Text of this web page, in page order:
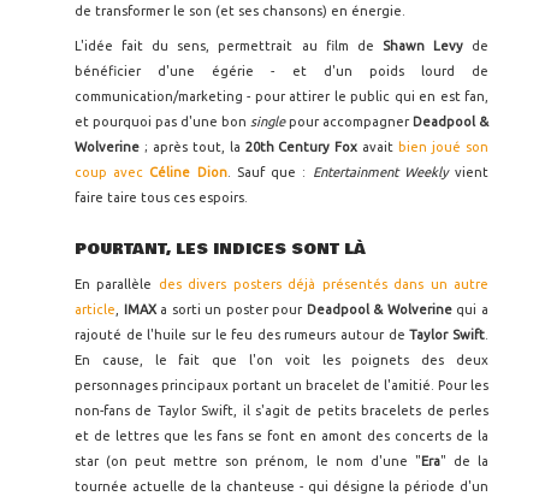
de transformer le son (et ses chansons) en énergie.
L'idée fait du sens, permettrait au film de Shawn Levy de
bénéficier d'une égérie - et d'un poids lourd de
communication/marketing - pour attirer le public qui en est fan,
et pourquoi pas d'une bon singlepour accompagner Deadpool &
Wolverine ; après tout, la 20th Century Fox avait bien joué son
coup avecCéline Dion. Sauf que : Entertainment Weeklyvient
faire taire tous ces espoirs.
POURTANT, LES INDICES SONT LÀ
En parallèle des divers posters déjà présentés dans un autre
article
IMAX a sorti un poster pour Deadpool & Wolverine qui a
rajouté de l'huile sur le feu des rumeurs autour deTaylor Swift
En cause, le fait que l'on voit les poignets des deux
personnages principaux portant un bracelet de l'amitié. Pour les
non-fans de Taylor Swift, il s'agit de petits bracelets de perles
et de lettres que les fans se font en amont des concerts de la
star (on peut mettre son prénom, le nom d'une " Era" de la
tournée actuelle de la chanteuse - qui désigne la période d'un